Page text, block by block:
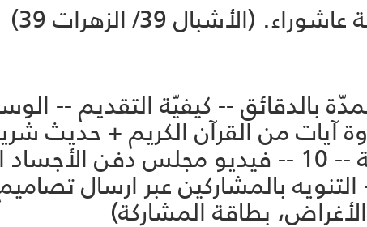
(الأشبال 39/ الزهرات 39)
بالدقائق -- كيفيّة التقديم --
السلام)
-- 10 -- التنويه بالمشاركين عبر
بطاقة المشاركة)